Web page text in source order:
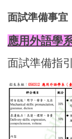
面試準備事宜
應用外語學
面試準備指引